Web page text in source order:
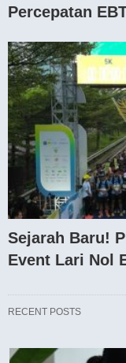
Percepatan
Sejarah Baru!
Event Lari Nol
RECENT POSTS